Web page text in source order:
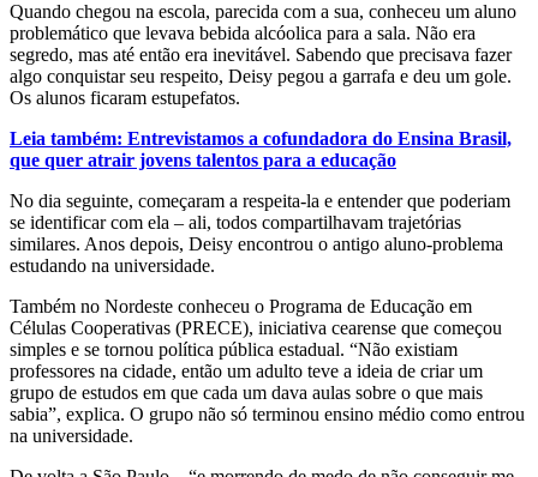
Quando chegou na escola, parecida com a sua, conheceu um aluno
problemático que levava bebida alcóolica para a sala. Não era
segredo, mas até então era inevitável. Sabendo que precisava fazer
algo conquistar seu respeito, Deisy pegou a garrafa e deu um gole.
Os alunos ficaram estupefatos.
Leia também: Entrevistamos a cofundadora do Ensina Brasil,
que quer atrair jovens talentos para a educação
No dia seguinte, começaram a respeita-la e entender que poderiam
se identificar com ela – ali, todos compartilhavam trajetórias
similares. Anos depois, Deisy encontrou o antigo aluno-problema
estudando na universidade.
Também no Nordeste conheceu o Programa de Educação em
Células Cooperativas (PRECE), iniciativa cearense que começou
simples e se tornou política pública estadual. “Não existiam
professores na cidade, então um adulto teve a ideia de criar um
grupo de estudos em que cada um dava aulas sobre o que mais
sabia”, explica. O grupo não só terminou ensino médio como entrou
na universidade.